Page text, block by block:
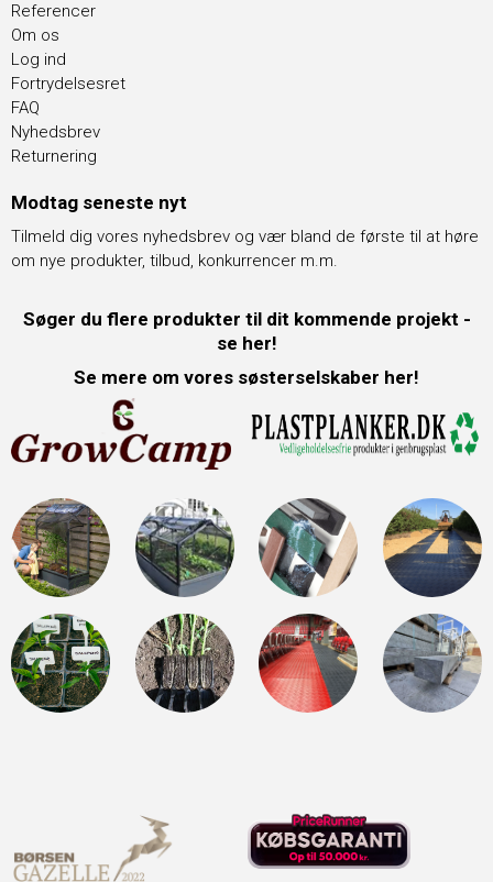
Referencer
Om os
Log ind
Fortrydelsesret
FAQ
Nyhedsbrev
Returnering
Modtag seneste nyt
Tilmeld dig vores nyhedsbrev og vær bland de første til at høre
om nye produkter, tilbud, konkurrencer m.m.
Søger du flere produkter til dit kommende projekt -
se her!
Se mere om vores søsterselskaber her!